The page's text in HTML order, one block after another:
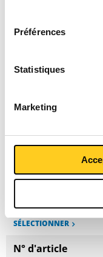
et les parties avec
règlementICI
Préférences
Statistiques
Marketing
Inox làc plat 304/
Poids des pièces en
Prix brut
2400-0022-3015
Description
Inox làc plat 304/
Prix brut
SÉLECTIONNER
N° d'article